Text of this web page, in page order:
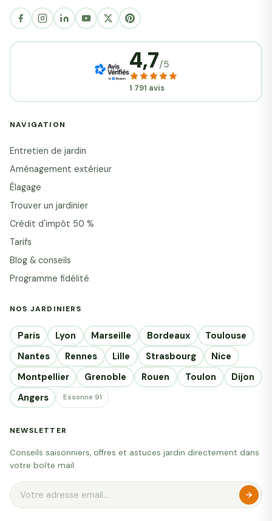
4,7/5
1 791 avis
NAVIGATION
Entretien de jardin
Aménagement extérieur
Élagage
Trouver un jardinier
Crédit d'impôt 50 %
Tarifs
Blog & conseils
Programme fidélité
NOS JARDINIERS
Paris Lyon Marseille Bordeaux
Toulouse
Nantes
Rennes Lille Strasbourg
Nice
Montpellier
Grenoble Rouen Toulon
Dijon
Angers
Essonne 91
NEWSLETTER
Conseils saisonniers, offres et astuces jardin directement dans
votre boîte mail.